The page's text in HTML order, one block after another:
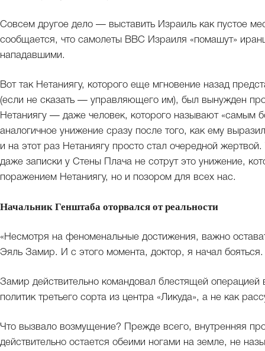
Совсем другое дело — выставить Израиль как пустое
сообщается, что самолеты ВВС Израиля «помашут»
нападавшими.
Вот так Нетаниягу, которого еще мгновение назад
(если не сказать — управляющего им), был вынужден
Нетаниягу — даже человек, которого называют «самым
аналогичное унижение сразу после того, как ему
и на этот раз Нетаниягу просто стал очередной
даже записки у Стены Плача не сотрут это унижение,
поражением Нетаниягу, но и позором для всех нас.
Начальник Генштаба оторвался от реальности
«Несмотря на феноменальные достижения, важно
Эяль Замир. И с этого момента, доктор, я начал бояться.
Замир действительно командовал блестящей
политик третьего сорта из центра «Ликуда», а не как
Что вызвало возмущение? Прежде всего, внутренняя
действительно остается обеими ногами на земле, не